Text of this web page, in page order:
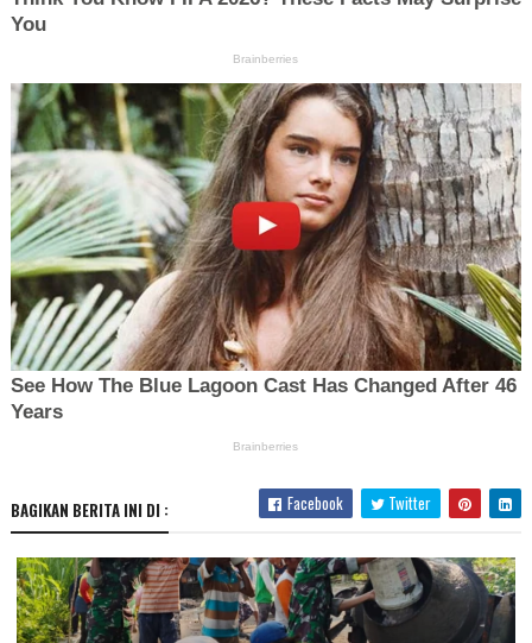
BAGIKAN BERITA INI DI : Facebook Twitter